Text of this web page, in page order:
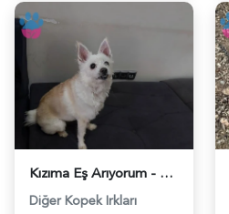
Kızıma Eş Arıyorum - 118981246
Diğer Kopek Irkları